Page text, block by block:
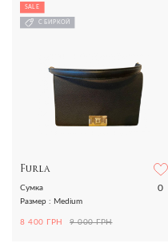
SALE
С БИРКОЙ
Furla
0
Сумка
Размер : Medium
8 400 ГРН 9 000 ГРН